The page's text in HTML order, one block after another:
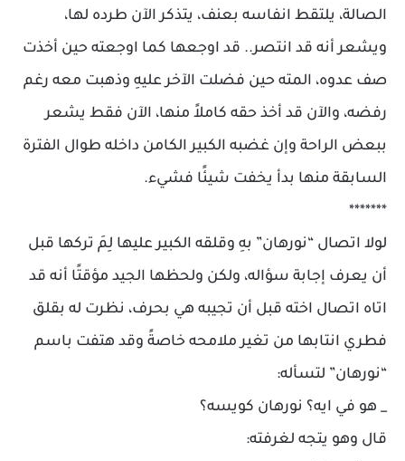
الصالة، يلتقط انفاسه بعنف، يتذكر الآن طرده لها،
ويشعر أنه قد انتصر.. قد اوجعها كما اوجعته حين أخذت
صف عدوه، المته حين فضلت الآخر عليهِ وذهبت معه رغم
رفضه، والآن قد أخذ حقه كاملاً منها، الآن فقط يشعر
ببعض الراحة وإن غضبه الكبير الكامن داخله طوال الفترة
السابقة منها بدأ يخفت شيئًا فشيء.
*******
لولا اتصال “نورهان” بهِ وقلقه الكبير عليها لِمَ تركها قبل
أن يعرف إجابة سؤاله، ولكن ولحظها الجيد مؤقتًا أنه قد
اتاه اتصال اخته قبل أن تجيبه هي بحرف، نظرت له بقلق
فطري انتابها من تغير ملامحه خاصةً وقد هتفت باسم
“نورهان” لتسأله:
_ هو في ايه؟ نورهان كويسه؟
قال وهو يتجه لغرفته: